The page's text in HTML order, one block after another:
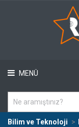
MENÜ
Bilim ve Teknoloji